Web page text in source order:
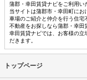
蒲郡・幸田賃貸ナビをご利用い
当サイトは蒲郡市・幸田町に
車場のご紹介と仲介を行う住
不動産をお探しなら蒲郡・幸田
幸田賃貸ナビでは、お客様の立
だきます。
トップページ